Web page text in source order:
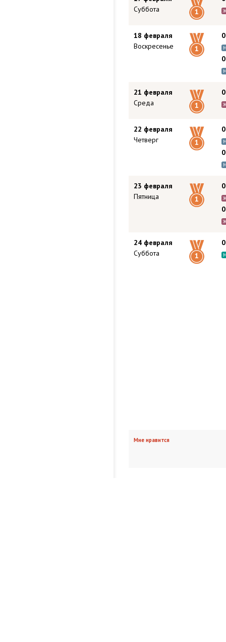
Суббота
1
18 февраля
Воскресенье
1
21 февраля
Среда
1
22 февраля
Четверг
1
23 февраля
Пятница
1
24 февраля
Суббота
1
Мне нравится